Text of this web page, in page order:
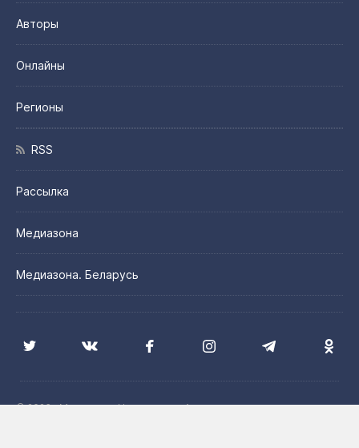
Авторы
Онлайны
Регионы
RSS
Рассылка
Медиазона
Медиазона. Беларусь
© 2026 «Медиазона Центральная Азия»